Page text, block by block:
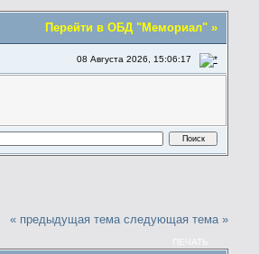
Перейти в ОБД "Мемориал" »
08 Августа 2026, 15:06:17
« предыдущая тема следующая тема »
ПЕЧАТЬ